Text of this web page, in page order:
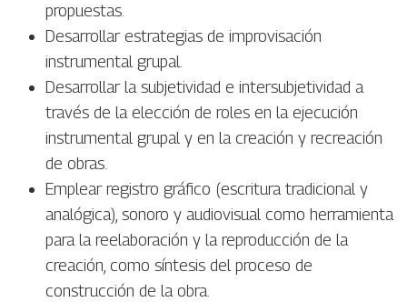
propuestas.
Desarrollar estrategias de improvisación
instrumental grupal.
Desarrollar la subjetividad e intersubjetividad a
través de la elección de roles en la ejecución
instrumental grupal y en la creación y recreación
de obras.
Emplear registro gráfico (escritura tradicional y
analógica), sonoro y audiovisual como herramienta
para la reelaboración y la reproducción de la
creación, como síntesis del proceso de
construcción de la obra.